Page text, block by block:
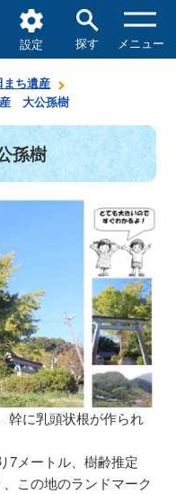
設定 探す メニュー
まち遺産
大公孫樹
孫樹
幹に乳頭状根が作られ
7メートル、樹齢推定
この地のランドマーク